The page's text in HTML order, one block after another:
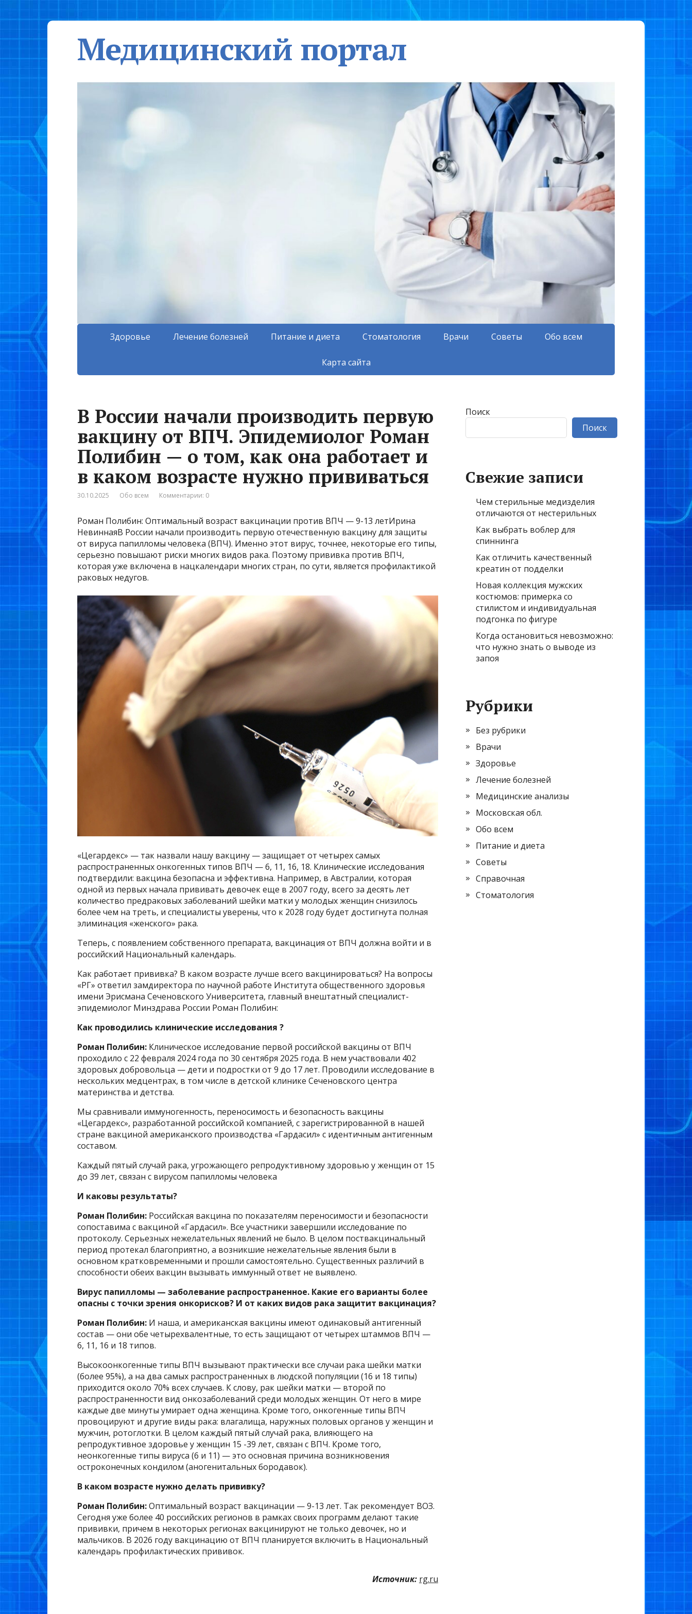
Медицинский портал
Здоровье Лечение болезней Питание и диета Стоматология Врачи Советы Обо всем
Карта сайта
В России начали производить первую
вакцину от ВПЧ. Эпидемиолог Роман
Полибин — о том, как она работает и
в каком возрасте нужно прививаться
30.10.2025 Обо всем Комментарии: 0
Роман Полибин: Оптимальный возраст вакцинации против ВПЧ — 9-13 летИрина
НевиннаяВ России начали производить первую отечественную вакцину для защиты
от вируса папилломы человека (ВПЧ). Именно этот вирус, точнее, некоторые его типы,
серьезно повышают риски многих видов рака. Поэтому прививка против ВПЧ,
которая уже включена в нацкалендари многих стран, по сути, является профилактикой
раковых недугов.
«Цегардекс» — так назвали нашу вакцину — защищает от четырех самых
распространенных онкогенных типов ВПЧ — 6, 11, 16, 18. Клинические исследования
подтвердили: вакцина безопасна и эффективна. Например, в Австралии, которая
одной из первых начала прививать девочек еще в 2007 году, всего за десять лет
количество предраковых заболеваний шейки матки у молодых женщин снизилось
более чем на треть, и специалисты уверены, что к 2028 году будет достигнута полная
элиминация «женского» рака.
Теперь, с появлением собственного препарата, вакцинация от ВПЧ должна войти и в
российский Национальный календарь.
Как работает прививка? В каком возрасте лучше всего вакцинироваться? На вопросы
«РГ» ответил замдиректора по научной работе Института общественного здоровья
имени Эрисмана Сеченовского Университета, главный внештатный специалист-
эпидемиолог Минздрава России Роман Полибин:
Как проводились клинические исследования ?
Роман Полибин: Клиническое исследование первой российской вакцины от ВПЧ
проходило с 22 февраля 2024 года по 30 сентября 2025 года. В нем участвовали 402
здоровых добровольца — дети и подростки от 9 до 17 лет. Проводили исследование в
нескольких медцентрах, в том числе в детской клинике Сеченовского центра
материнства и детства.
Мы сравнивали иммуногенность, переносимость и безопасность вакцины
«Цегардекс», разработанной российской компанией, с зарегистрированной в нашей
стране вакциной американского производства «Гардасил» с идентичным антигенным
составом.
Каждый пятый случай рака, угрожающего репродуктивному здоровью у женщин от 15
до 39 лет, связан с вирусом папилломы человека
И каковы результаты?
Роман Полибин: Российская вакцина по показателям переносимости и безопасности
сопоставима с вакциной «Гардасил». Все участники завершили исследование по
протоколу. Серьезных нежелательных явлений не было. В целом поствакцинальный
период протекал благоприятно, а возникшие нежелательные явления были в
основном кратковременными и прошли самостоятельно. Существенных различий в
способности обеих вакцин вызывать иммунный ответ не выявлено.
Вирус папилломы — заболевание распространенное. Какие его варианты более
опасны с точки зрения онкорисков? И от каких видов рака защитит вакцинация?
Роман Полибин: И наша, и американская вакцины имеют одинаковый антигенный
состав — они обе четырехвалентные, то есть защищают от четырех штаммов ВПЧ —
6, 11, 16 и 18 типов.
Высокоонкогенные типы ВПЧ вызывают практически все случаи рака шейки матки
(более 95%), а на два самых распространенных в людской популяции (16 и 18 типы)
приходится около 70% всех случаев. К слову, рак шейки матки — второй по
распространенности вид онкозаболеваний среди молодых женщин. От него в мире
каждые две минуты умирает одна женщина. Кроме того, онкогенные типы ВПЧ
провоцируют и другие виды рака: влагалища, наружных половых органов у женщин и
мужчин, ротоглотки. В целом каждый пятый случай рака, влияющего на
репродуктивное здоровье у женщин 15 -39 лет, связан с ВПЧ. Кроме того,
неонкогенные типы вируса (6 и 11) — это основная причина возникновения
остроконечных кондилом (аногенитальных бородавок).
В каком возрасте нужно делать прививку?
Роман Полибин:Оптимальный возраст вакцинации — 9-13 лет. Так рекомендует ВОЗ.
Сегодня уже более 40 российских регионов в рамках своих программ делают такие
прививки, причем в некоторых регионах вакцинируют не только девочек, но и
мальчиков. В 2026 году вакцинацию от ВПЧ планируется включить в Национальный
календарь профилактических прививок.
Источник: rg.ru
Поиск
Поиск
Свежие записи
Чем стерильные медизделия
отличаются от нестерильных
Как выбрать воблер для
спиннинга
Как отличить качественный
креатин от подделки
Новая коллекция мужских
костюмов: примерка со
стилистом и индивидуальная
подгонка по фигуре
Когда остановиться невозможно:
что нужно знать о выводе из
запоя
Рубрики
Без рубрики
Врачи
Здоровье
Лечение болезней
Медицинские анализы
Московская обл.
Обо всем
Питание и диета
Советы
Справочная
Стоматология